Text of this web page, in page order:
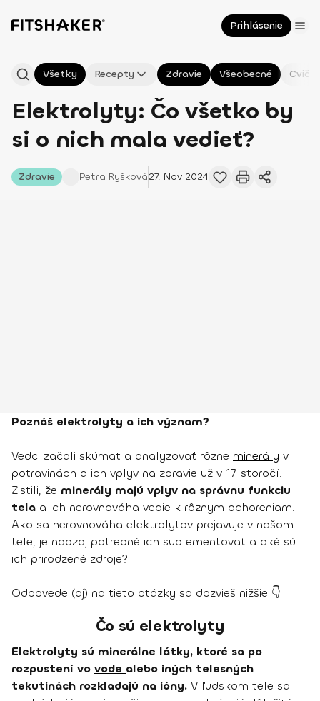
Prihlásenie
Všetky Recepty Zdravie Všeobecné
Elektrolyty: Čo všetko by
si o nich mala vedieť?
Zdravie Petra Ryšková27. Nov 2024
Poznáš elektrolyty a ich význam?
Vedci začali skúmať a analyzovať rôzne minerály v
potravinách a ich vplyv na zdravie už v 17. storočí.
Zistili, že minerály majú vplyv na správnu funkciu
tela a ich nerovnováha vedie k rôznym ochoreniam.
Ako sa nerovnováha elektrolytov prejavuje v našom
tele, je naozaj potrebné ich suplementovať a aké sú
ich prirodzené zdroje?
Odpovede (aj) na tieto otázky sa dozvieš nižšie 👇
Čo sú elektrolyty
Elektrolyty sú minerálne látky, ktoré sa po
rozpustení vo vode alebo iných telesných
tekutinách rozkladajú na ióny. V ľudskom tele sa